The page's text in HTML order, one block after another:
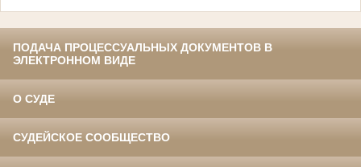
ПОДАЧА ПРОЦЕССУАЛЬНЫХ ДОКУМЕНТОВ В
ЭЛЕКТРОННОМ ВИДЕ
О СУДЕ
СУДЕЙСКОЕ СООБЩЕСТВО